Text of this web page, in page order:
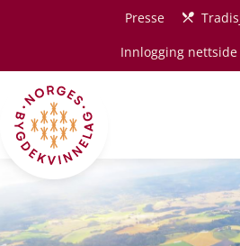
Hopp til hovedinnholdPresse
Innlogging nettside